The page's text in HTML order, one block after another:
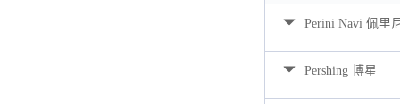
Perini Navi 佩里
Pershing 博星